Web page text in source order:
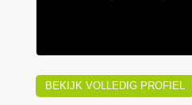
BEKIJK VOLLEDIG PROFIEL